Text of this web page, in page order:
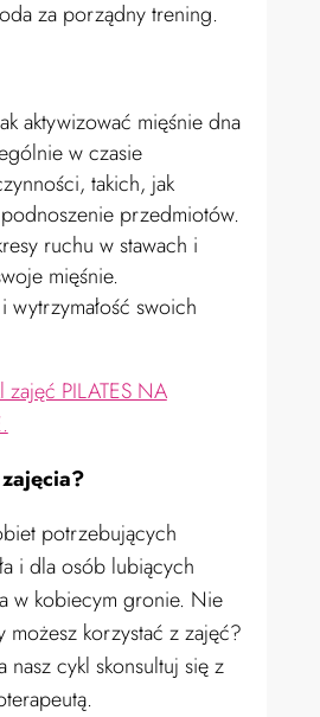
za porządny trening.
aktywizować mięśnie dna
w czasie
takich, jak
przedmiotów.
ruchu w stawach i
mięśnie.
wytrzymałość swoich
PILATES NA
potrzebujących
i dla osób lubiących
w kobiecym gronie. Nie
możesz korzystać z zajęć?
nasz cykl skonsultuj się z